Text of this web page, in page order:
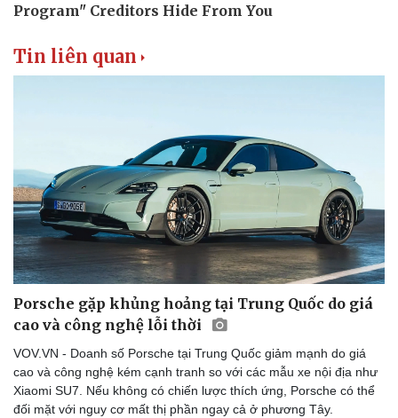
Tin liên quan
Porsche gặp khủng hoảng tại Trung Quốc do giá
cao và công nghệ lỗi thời
VOV.VN - Doanh số Porsche tại Trung Quốc giảm mạnh do giá
cao và công nghệ kém cạnh tranh so với các mẫu xe nội địa như
Xiaomi SU7. Nếu không có chiến lược thích ứng, Porsche có thể
đối mặt với nguy cơ mất thị phần ngay cả ở phương Tây.